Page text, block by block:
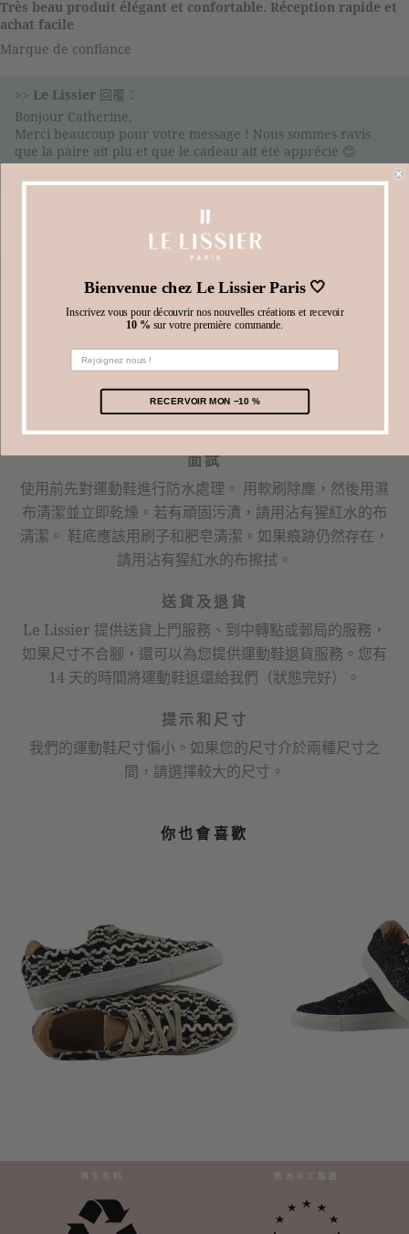
Très beau produit élégant et confortable. Réception rapide et
achat facile
Marque de confiance
>> Le Lissier 回覆：
Bonjour Catherine,
Merci beaucoup pour votre message ! Nous sommes ravis
que la paire ait plu et que le cadeau ait été apprécié 😊
L’équipe Le Lissier Paris
Un plaisir à porter pour toutes les occasions. Livraison parfaite.
面試
使用前先對運動鞋進行防水處理。 用軟刷除塵，然後用濕
布清潔並立即乾燥。若有頑固污漬，請用沾有猩紅水的布
清潔。 鞋底應該用刷子和肥皂清潔。如果痕跡仍然存在，
請用沾有猩紅水的布擦拭。
送貨及退貨
Le Lissier 提供送貨上門服務、到中轉點或郵局的服務，
如果尺寸不合腳，還可以為您提供運動鞋退貨服務。您有
14 天的時間將運動鞋退還給我們（狀態完好）。
提示和尺寸
我們的運動鞋尺寸偏小。如果您的尺寸介於兩種尺寸之
間，請選擇較大的尺寸。
你也會喜歡
再生布料 歐洲手工製造
Bienvenue chez Le Lissier Paris 🤍
Inscrivez vous pour découvrir nos nouvelles créations et recevoir
10 % sur votre première commande.
RECERVOIR MON −10 %